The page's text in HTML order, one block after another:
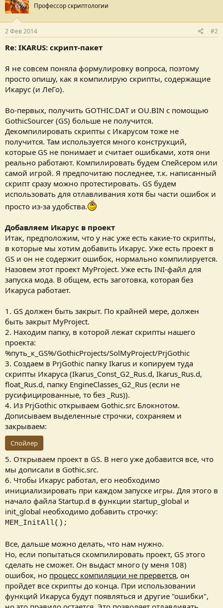
Профессор скриптологии
2 Фев 2014 #2
Re: IKARUS: скрипт-пакет
Я не совсем поняла формулировку вопроса, поэтому
просто опишу, как я компилирую скрипты, содержащие
Икарус (и ЛеГо).
Во-первых, получить GOTHIC.DAT и OU.BIN с помощью
GothicSourcer (GS) больше не получится.
Декомпилировать скрипты с Икарусом тоже не
получится. Там используется много конструкций,
которые GS не понимает и считает ошибками, хотя они
реально работают. Компилировать будем Спейсером или
самой игрой. Я предпочитаю последнее, т.к. написанный
скрипт сразу можно протестировать. GS будем
использовать для отлавливания хотя бы части ошибок и
просто из-за удобства.
Добавляем Икарус в проект
Итак, предположим, что у нас уже есть какие-то скрипты,
в которые мы хотим добавить Икарус. Уже есть проект в
GS и он не содержит ошибок, нормально компилируется.
Назовем этот проект MyProject. Уже есть INI-файл для
запуска мода. В общем, есть заготовка, которая без
Икаруса работает.
1. GS должен быть закрыт. По крайней мере, должен
быть закрыт MyProject.
2. Находим папку, в которой лежат скрипты нашего
проекта:
%путь_к_GS%/GothicProjects/SolMyProject/PrjGothic
3. Создаем в PrjGothic папку Ikarus и копируем туда
скрипты Икаруса (Ikarus_Const_G2_Rus.d, Ikarus_Rus.d,
float_Rus.d, папку EngineClasses_G2_Rus (если не
русифицированные, то без _Rus)).
4. Из PrjGothic открываем Gothic.src Блокнотом.
Дописываем выделенные строчки, сохраняем и
закрываем:
Спойлер
5. Открываем проект в GS. В него уже добавится все, что
мы дописали в Gothic.src.
6. Чтобы Икарус работал, его необходимо
инициализировать при каждом запуске игры. Для этого в
начало файла Startup.d в функции startup_global и
init_global необходимо добавить строчку:
MEM_InitAll();
Все, дальше можно делать, что нам нужно.
Но, если попытаться скомпилировать проект, GS этого
сделать не сможет. Он выдаст много (у меня 108)
ошибок, но процесс компиляции не прервется, он
пройдет все скрипты до конца. При использовании
функций Икаруса будут появляться и другие "ошибки",